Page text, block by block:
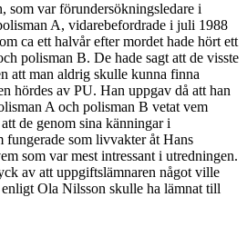
som var förundersökningsledare i
A, vidarebefordrade i juli 1988
ca ett halvår efter mordet hade hört ett
polisman B. De hade sagt att de visste
att man aldrig skulle kunna finna
hördes av PU. Han uppgav då att han
A och polisman B vetat vem
de genom sina känningar i
fungerade som livvakter åt Hans
som var mest intressant i utredningen.
av att uppgiftslämnaren något ville
Ola Nilsson skulle ha lämnat till